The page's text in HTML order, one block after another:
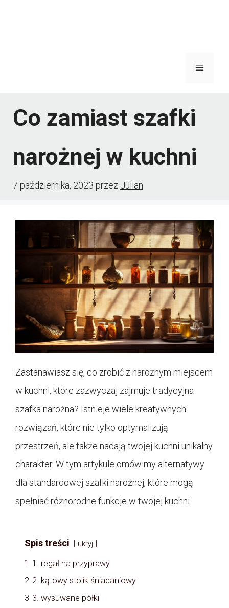
Menu
Co zamiast szafki
narożnej w kuchni
7 października, 2023 przez Julian
Zastanawiasz się, co zrobić z narożnym miejscem
w kuchni, które zazwyczaj zajmuje tradycyjna
szafka narożna? Istnieje wiele kreatywnych
rozwiązań, które nie tylko optymalizują
przestrzeń, ale także nadają twojej kuchni unikalny
charakter. W tym artykule omówimy alternatywy
dla standardowej szafki narożnej, które mogą
spełniać różnorodne funkcje w twojej kuchni.
Spis treści ukryj
1 1. regał na przyprawy
2 2. kątowy stolik śniadaniowy
3 3. wysuwane półki